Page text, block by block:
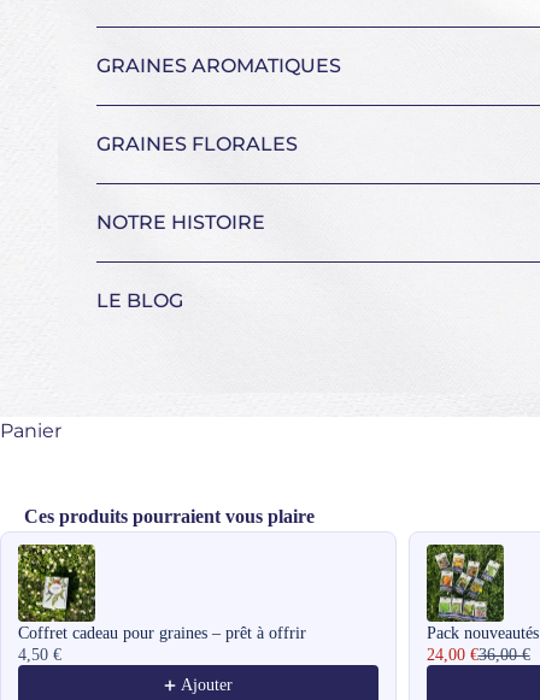
GRAINES AROMATIQUES
GRAINES FLORALES
NOTRE HISTOIRE
LE BLOG
Panier
Ces produits pourraient vous plaire
Use the Previous and Next buttons to navigate through product
Coffret cadeau pour graines – prêt à offrir
4,50 €
Ajouter
Pack nouveautés
24,00 €36,00 €